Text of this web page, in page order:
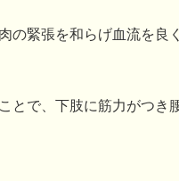
の緊張を和らげ血流を良
とで、下肢に筋力がつき